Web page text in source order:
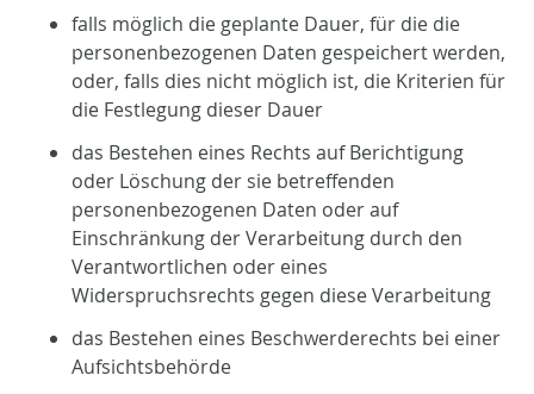
falls möglich die geplante Dauer, für die die
personenbezogenen Daten gespeichert werden,
oder, falls dies nicht möglich ist, die Kriterien für
die Festlegung dieser Dauer
das Bestehen eines Rechts auf Berichtigung
oder Löschung der sie betreffenden
personenbezogenen Daten oder auf
Einschränkung der Verarbeitung durch den
Verantwortlichen oder eines
Widerspruchsrechts gegen diese Verarbeitung
das Bestehen eines Beschwerderechts bei einer
Aufsichtsbehörde